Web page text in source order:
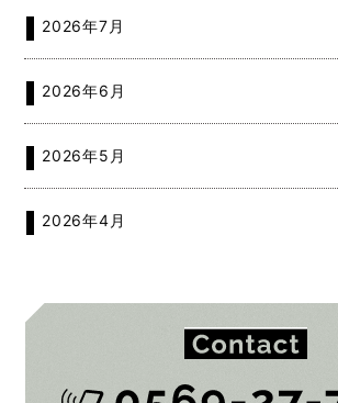
2026年7月
2026年6月
2026年5月
2026年4月